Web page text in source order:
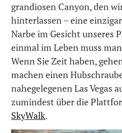
grandiosen Canyon, den
hinterlassen – eine
Narbe im Gesicht unseres
einmal im Leben muss
Wenn Sie Zeit haben,
machen einen
nahegelegenen Las Vegas
zumindest über die
SkyWalk.